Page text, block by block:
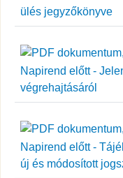
ülés jegyzőkönyve
Napirend előtt -
végrehajtásáról
Napirend előtt -
új és módosított